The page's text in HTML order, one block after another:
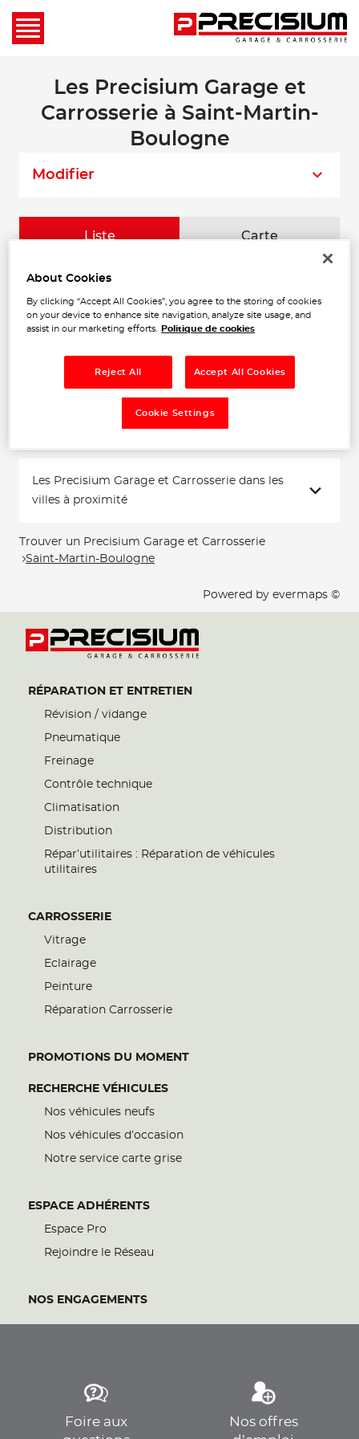
Les Precisium Garage et
Carrosserie à Saint-Martin-
Boulogne
Modifier
Liste Carte
1
14.26
RIFFLART
30 Rue du Rossignol
Fermé actuellement
Téléphone
Voir plus
Les Precisium Garage et Carrosserie dans les
villes à proximité
Trouver un Precisium Garage et Carrosserie
Saint-Martin-Boulogne
Powered by evermaps ©
RÉPARATION ET ENTRETIEN
Révision / vidange
Pneumatique
Freinage
Contrôle technique
Climatisation
Distribution
Répar’utilitaires : Réparation de véhicules
utilitaires
CARROSSERIE
Vitrage
Eclairage
Peinture
Réparation Carrosserie
PROMOTIONS DU MOMENT
RECHERCHE VÉHICULES
Nos véhicules neufs
Nos véhicules d’occasion
Notre service carte grise
ESPACE ADHÉRENTS
Espace Pro
Rejoindre le Réseau
NOS ENGAGEMENTS
Foire aux
Nos offres
About Cookies
By clicking “Accept All Cookies”, you agree to the storing of cookies
on your device to enhance site navigation, analyze site usage, and
assist in our marketing efforts.
Politique de cookies
Reject All Accept All Cookies
Cookie Settings